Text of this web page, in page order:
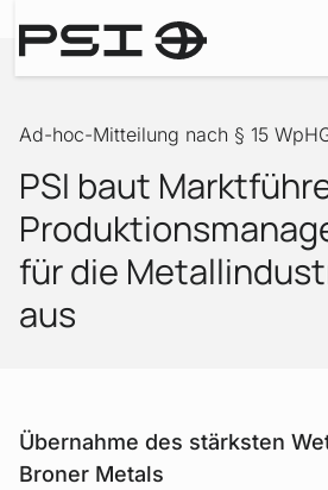
Ad-hoc-Mitteilung nach § 15
PSI baut
für die
aus
Übernahme des stärksten
Broner Metals